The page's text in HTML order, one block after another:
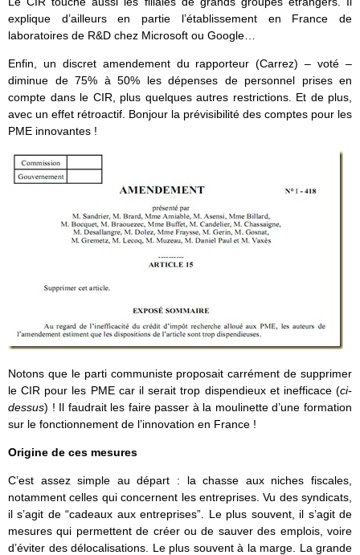
explique d’ailleurs en partie l’établissement en France de
laboratoires de R&D chez Microsoft ou Google…
Enfin, un discret amendement du rapporteur (Carrez) – voté –
diminue de 75% à 50% les dépenses de personnel prises en
compte dans le CIR, plus quelques autres restrictions. Et de plus,
avec un effet rétroactif. Bonjour la prévisibilité des comptes pour les
PME innovantes !
Notons que le parti communiste proposait carrément de supprimer
le CIR pour les PME car il serait trop dispendieux et inefficace (ci-
dessus) ! Il faudrait les faire passer à la moulinette d’une formation
sur le fonctionnement de l’innovation en France !
Origine de ces mesures
C’est assez simple au départ : la chasse aux niches fiscales,
notamment celles qui concernent les entreprises. Vu des syndicats,
il s’agit de “cadeaux aux entreprises”. Le plus souvent, il s’agit de
mesures qui permettent de créer ou de sauver des emplois, voire
d’éviter des délocalisations. Le plus souvent à la marge. La grande